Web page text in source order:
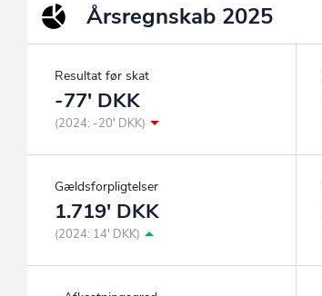
Årsregnskab 2025
Resultat før skat
-77' DKK
(2024: -20' DKK)
Gældsforpligtelser
1.719' DKK
(2024: 14' DKK)